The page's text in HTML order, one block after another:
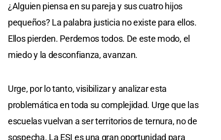
¿Alguien piensa en su pareja y sus cuatro hijos
pequeños? La palabra justicia no existe para ellos.
Ellos pierden. Perdemos todos. De este modo, el
miedo y la desconfianza, avanzan.
Urge, por lo tanto, visibilizar y analizar esta
problemática en toda su complejidad. Urge que las
escuelas vuelvan a ser territorios de ternura, no de
sospecha. La ESI es una gran oportunidad para